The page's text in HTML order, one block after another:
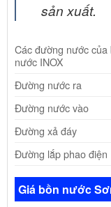
sản xuất.
Các đường nước của
nước INOX
Đường nước ra
Đường nước vào
Đường xả đáy
Đường lắp phao điện
Giá bồn nước